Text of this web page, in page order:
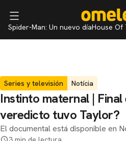
Spider-Man: Un nuevo díaHouse Of
Series y televisión Notícia
Instinto maternal | Final
veredicto tuvo Taylor?
El documental está disponible en